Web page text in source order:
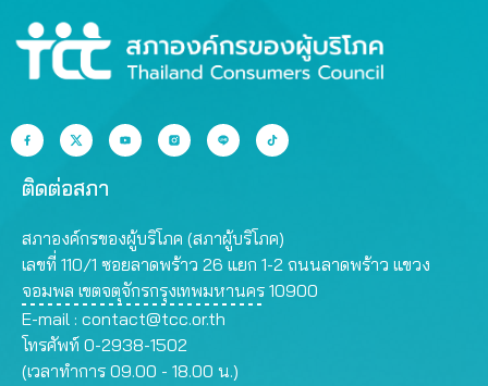
ติดต่อสภา
สภาองค์กรของผู้บริโภค (สภาผู้บริโภค)
เลขที่ 110/1 ซอยลาดพร้าว 26 แยก 1-2 ถนนลาดพร้าว แขวง
จอมพล เขตจตุจักรกรุงเทพมหานคร 10900
E-mail : contact@tcc.or.th
โทรศัพท์ 0-2938-1502
(เวลาทำการ 09.00 - 18.00 น.)